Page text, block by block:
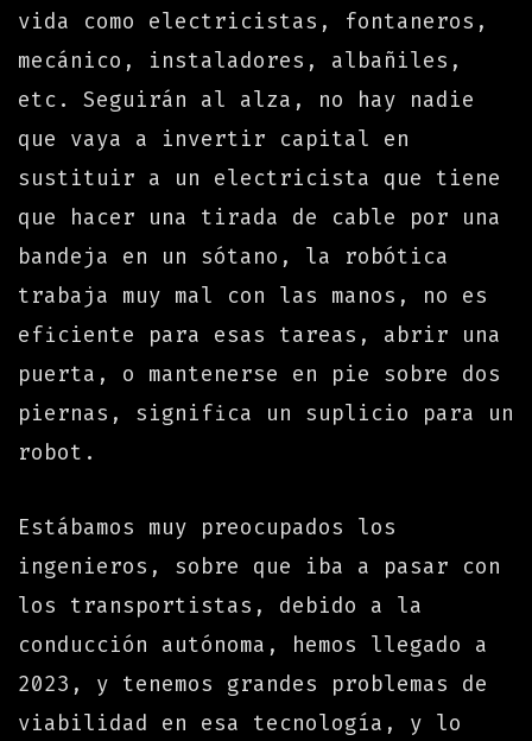
vida como electricistas, fontaneros,
mecánico, instaladores, albañiles,
etc. Seguirán al alza, no hay nadie
que vaya a invertir capital en
sustituir a un electricista que tiene
que hacer una tirada de cable por una
bandeja en un sótano, la robótica
trabaja muy mal con las manos, no es
eficiente para esas tareas, abrir una
puerta, o mantenerse en pie sobre dos
piernas, significa un suplicio para un
robot.
Estábamos muy preocupados los
ingenieros, sobre que iba a pasar con
los transportistas, debido a la
conducción autónoma, hemos llegado a
2023, y tenemos grandes problemas de
viabilidad en esa tecnología, y lo